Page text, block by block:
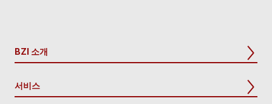
BZI 소개
서비스